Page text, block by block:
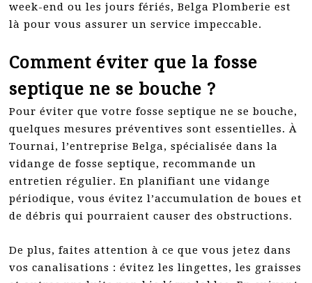
week-end ou les jours fériés, Belga Plomberie est
là pour vous assurer un service impeccable.
Comment éviter que la fosse
septique ne se bouche ?
Pour éviter que votre fosse septique ne se bouche,
quelques mesures préventives sont essentielles. À
Tournai, l’entreprise Belga, spécialisée dans la
vidange de fosse septique, recommande un
entretien régulier. En planifiant une vidange
périodique, vous évitez l’accumulation de boues et
de débris qui pourraient causer des obstructions.
De plus, faites attention à ce que vous jetez dans
vos canalisations : évitez les lingettes, les graisses